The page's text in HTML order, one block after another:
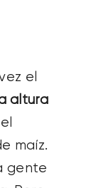
el
altura
maíz.
gente